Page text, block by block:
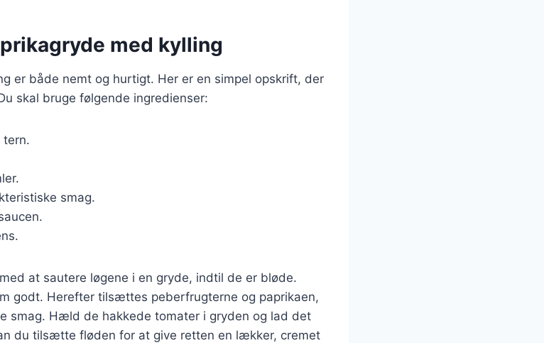
med kylling
er både nemt og hurtigt. Her er en simpel opskrift, der
skal bruge følgende ingredienser:
tern.
smag.
at sautere løgene i en gryde, indtil de er bløde.
godt. Herefter tilsættes peberfrugterne og paprikaen,
smag. Hæld de hakkede tomater i gryden og lad det
du tilsætte fløden for at give retten en lækker, cremet